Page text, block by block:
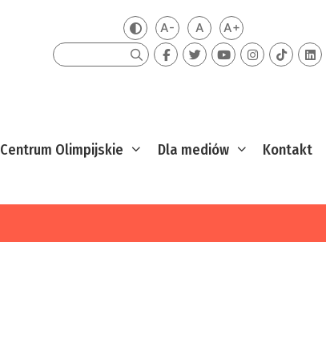
Zmień kontrast
A-Mniejsza czcionka
ADomyślna czcionka
A+Większa
Szukaj
Centrum Olimpijskie Dla mediów Kontakt